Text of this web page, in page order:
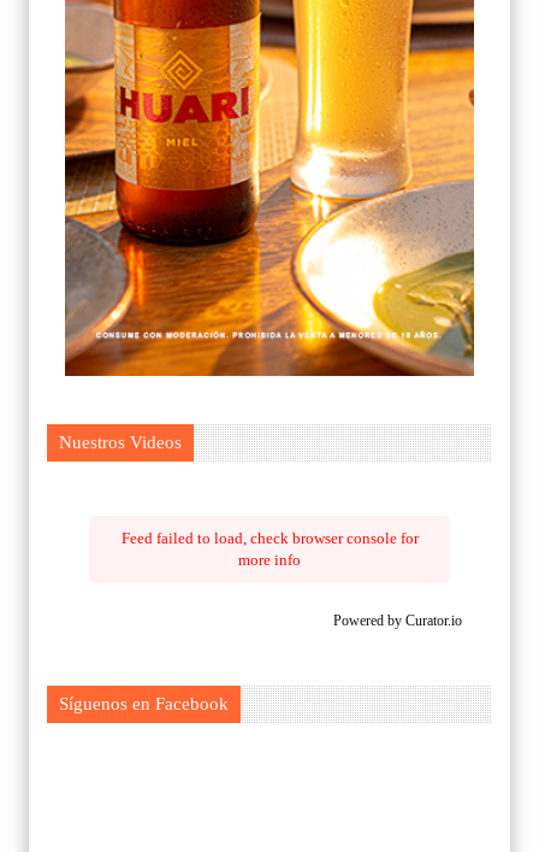
Nuestros Videos
Feed failed to load, check browser console for
more info
Powered by Curator.io
Síguenos en Facebook